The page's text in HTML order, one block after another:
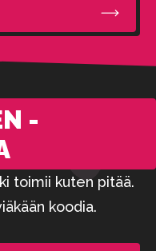
-
toimii kuten pitää.
koodia.